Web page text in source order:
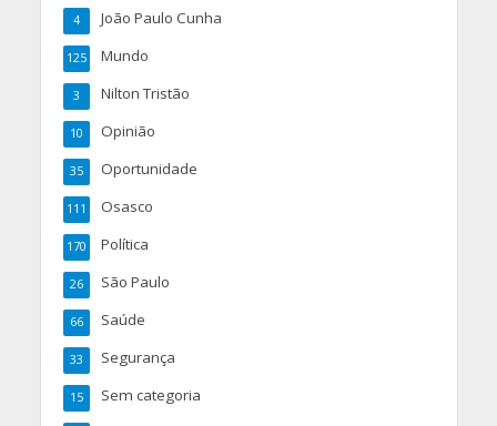
João Paulo Cunha
4
Mundo
125
Nilton Tristão
3
Opinião
10
Oportunidade
35
Osasco
111
Política
170
São Paulo
26
Saúde
66
Segurança
33
Sem categoria
15